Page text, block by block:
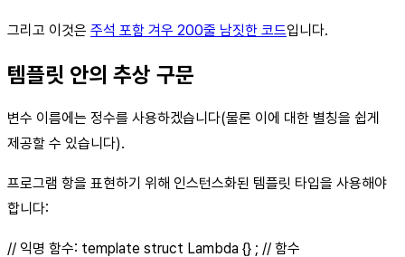
그리고 이것은 주석 포함 겨우 200줄 남짓한 코드입니다.
템플릿 안의 추상 구문
변수 이름에는 정수를 사용하겠습니다(물론 이에 대한 별칭을 쉽게
제공할 수 있습니다).
프로그램 항을 표현하기 위해 인스턴스화된 템플릿 타입을 사용해야
합니다:
// 익명 함수: template struct Lambda {} ; // 함수